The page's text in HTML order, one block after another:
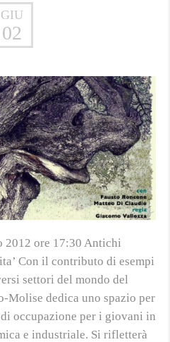
GIU
02
2012 ore 17:30 Antichi
Con il contributo di esempi
settori del mondo del
Molise dedica uno spazio per
occupazione per i giovani in
e industriale. Si rifletterà